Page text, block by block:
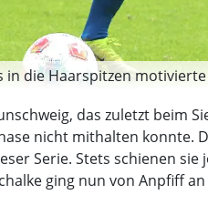
die Haarspitzen
das zuletzt beim
nicht mithalten konnte.
Serie. Stets schienen
ging nun von Anpfiff